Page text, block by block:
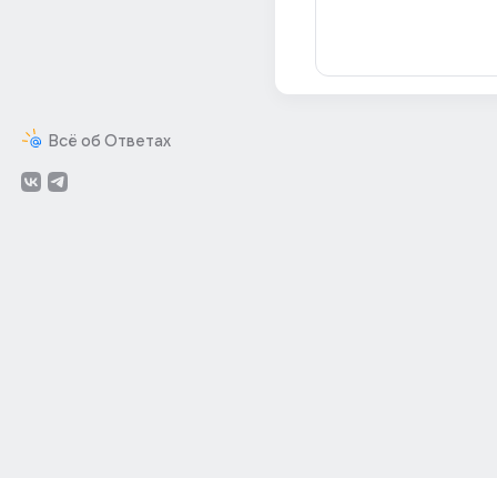
Всё об Ответах